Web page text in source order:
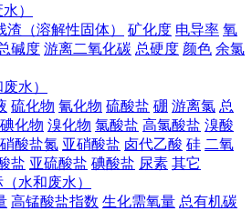
）
渣（溶解性固体） 矿化度 电导率 氧
碱度 游离二氧化碳 总硬度 颜色 余氯
水）
硫化物 氰化物 硫酸盐 硼 游离氯 总
碘化物 溴化物 氯酸盐 高氯酸盐 溴酸
硝酸盐氮 亚硝酸盐 卤代乙酸 硅 二氧
盐 亚硫酸盐 碘酸盐 尿素 其它
水和废水）
高锰酸盐指数 生化需氧量 总有机碳